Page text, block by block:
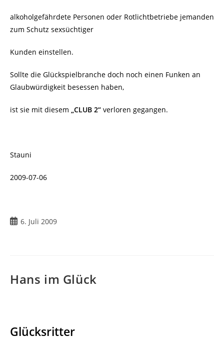
alkoholgefährdete Personen oder Rotlichtbetriebe jemanden
zum Schutz sexsüchtiger
Kunden einstellen.
Sollte die Glückspielbranche doch noch einen Funken an
Glaubwürdigkeit besessen haben,
ist sie mit diesem „CLUB 2“ verloren gegangen.
Stauni
2009-07-06
Beitrag
6. Juli 2009
Hans im Glück
Glücksritter